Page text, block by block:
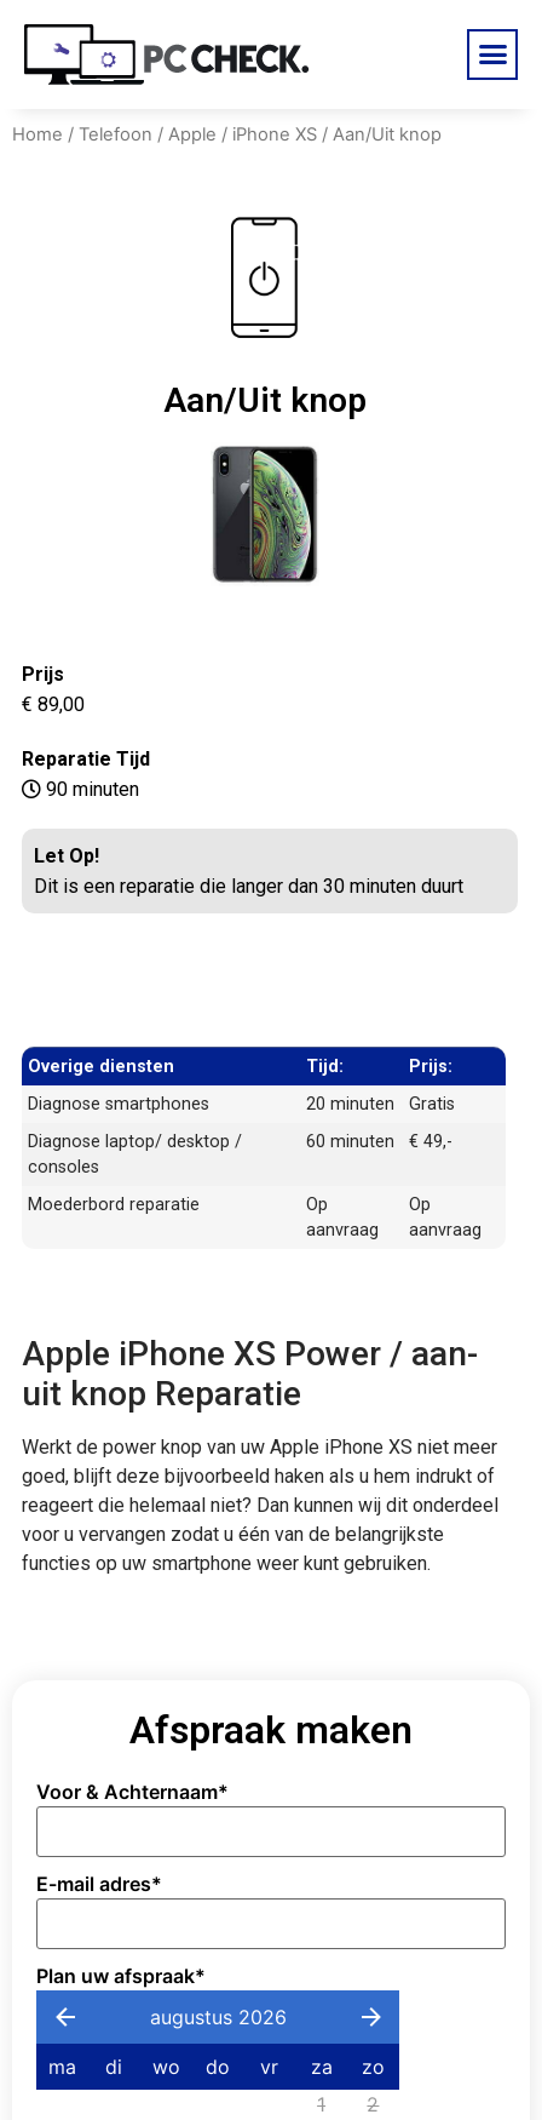
Home / Telefoon / Apple / iPhone XS / Aan/Uit knop
Aan/Uit knop
Prijs
€ 89,00
Reparatie Tijd
90 minuten
Let Op!
Dit is een reparatie die langer dan 30 minuten duurt
Overige diensten Tijd:
Prijs:
Diagnose smartphones
20 minuten
Gratis
Diagnose laptop/ desktop /
consoles
60 minuten € 49,-
Moederbord reparatie
Op
aanvraag
Op
aanvraag
Apple iPhone XS Power / aan-
uit knop Reparatie
Werkt de power knop van uw Apple iPhone XS niet meer
goed, blijft deze bijvoorbeeld haken als u hem indrukt of
reageert die helemaal niet? Dan kunnen wij dit onderdeel
voor u vervangen zodat u één van de belangrijkste
functies op uw smartphone weer kunt gebruiken.
Afspraak maken
Voor & Achternaam*
E-mail adres*
Plan uw afspraak*
augustus 2026
ma di wo do vr za
zo
1
2